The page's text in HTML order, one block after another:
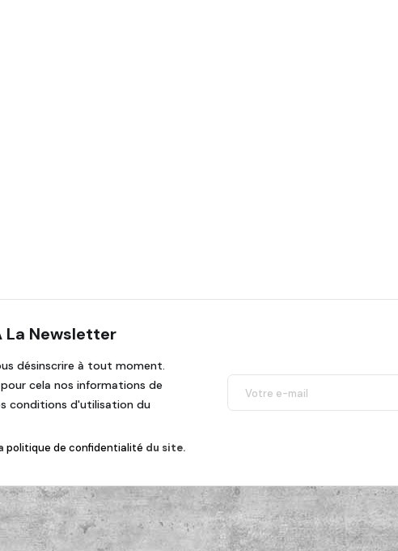
La Newsletter
désinscrire à tout moment.
cela nos informations de
conditions d'utilisation du
politique de confidentialité du site.